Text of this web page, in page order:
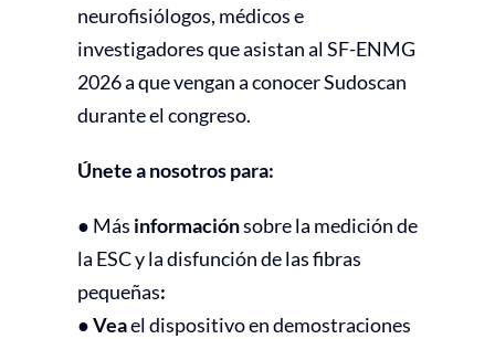
neurofisiólogos, médicos e
investigadores que asistan al SF-ENMG
2026 a que vengan a conocer Sudoscan
durante el congreso.
Únete a nosotros para:
● Más informaciónsobre la medición de
la ESC y la disfunción de las fibras
pequeñas:
● Veael dispositivo en demostraciones